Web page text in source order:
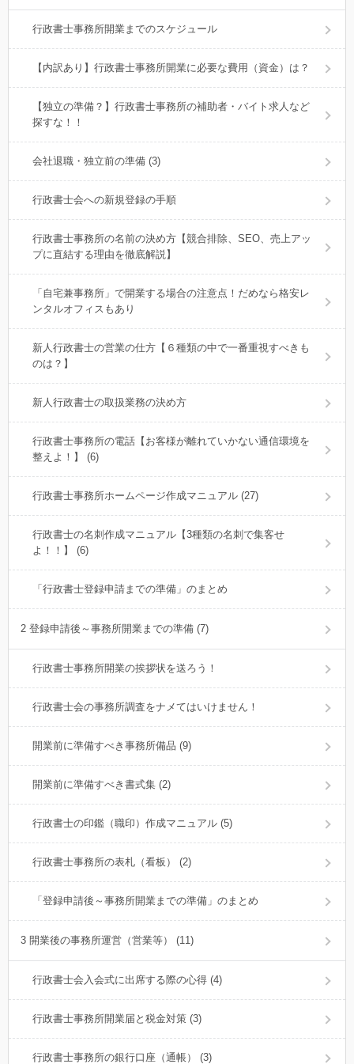
行政書士事務所開業までのスケジュール
【内訳あり】行政書士事務所開業に必要な費用（資金）は？
【独立の準備？】行政書士事務所の補助者・バイト求人など
探すな！！
会社退職・独立前の準備 (3)
行政書士会への新規登録の手順
行政書士事務所の名前の決め方【競合排除、SEO、売上アッ
プに直結する理由を徹底解説】
「自宅兼事務所」で開業する場合の注意点！だめなら格安レ
ンタルオフィスもあり
新人行政書士の営業の仕方【６種類の中で一番重視すべきも
のは？】
新人行政書士の取扱業務の決め方
行政書士事務所の電話【お客様が離れていかない通信環境を
整えよ！】 (6)
行政書士事務所ホームページ作成マニュアル (27)
行政書士の名刺作成マニュアル【3種類の名刺で集客せ
よ！！】 (6)
「行政書士登録申請までの準備」のまとめ
2 登録申請後～事務所開業までの準備 (7)
行政書士事務所開業の挨拶状を送ろう！
行政書士会の事務所調査をナメてはいけません！
開業前に準備すべき事務所備品 (9)
開業前に準備すべき書式集 (2)
行政書士の印鑑（職印）作成マニュアル (5)
行政書士事務所の表札（看板） (2)
「登録申請後～事務所開業までの準備」のまとめ
3 開業後の事務所運営（営業等） (11)
行政書士会入会式に出席する際の心得 (4)
行政書士事務所開業届と税金対策 (3)
行政書士事務所の銀行口座（通帳） (3)